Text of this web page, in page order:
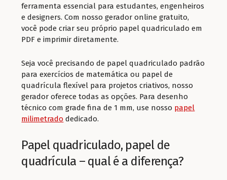
ferramenta essencial para estudantes, engenheiros
e designers. Com nosso gerador online gratuito,
você pode criar seu próprio papel quadriculado em
PDF e imprimir diretamente.
Seja você precisando de papel quadriculado padrão
para exercícios de matemática ou papel de
quadrícula flexível para projetos criativos, nosso
gerador oferece todas as opções. Para desenho
técnico com grade fina de 1 mm, use nosso papel
milimetrado dedicado.
Papel quadriculado, papel de
quadrícula – qual é a diferença?